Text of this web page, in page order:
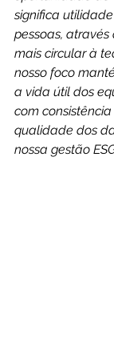
significa
pessoas,
mais circular à
nosso foco
a vida útil dos
com
qualidade dos
nossa gestão